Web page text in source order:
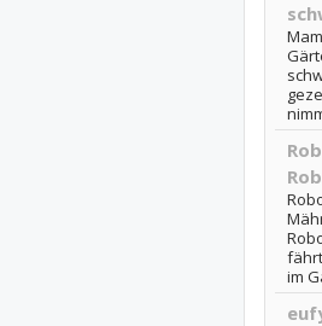
im